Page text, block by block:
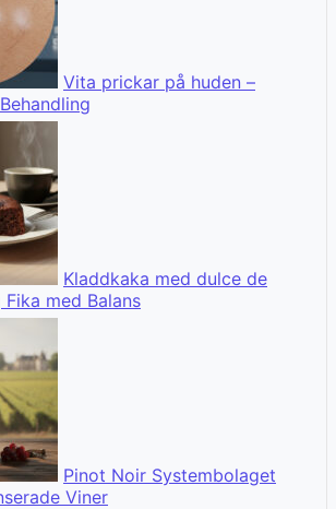
Vita prickar på huden –
Kladdkaka med dulce de
med Balans
Pinot Noir Systembolaget
Viner